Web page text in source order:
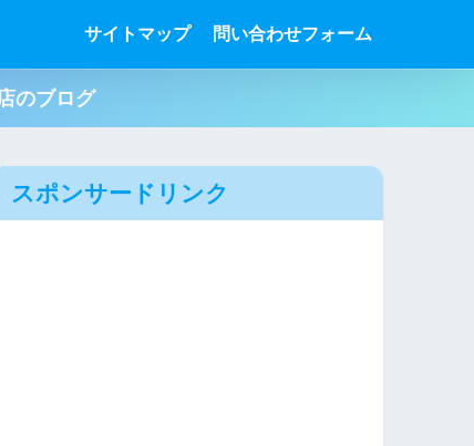
サイトマップ 問い合わせフォーム
のブログ
スポンサードリンク